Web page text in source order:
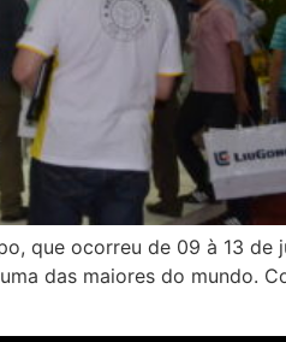
que ocorreu de 09 à 13 de
das maiores do mundo.